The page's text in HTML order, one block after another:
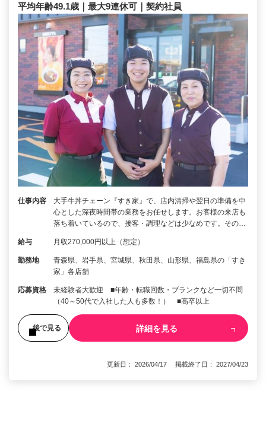
平均年齢49.1歳｜最大9連休可｜契約社員
仕事内容
大手牛丼チェーン『すき家』で、店内清掃や翌日の準備を中
心とした深夜時間帯の業務をお任せします。お客様の来店も
落ち着いているので、接客・調理などは少なめです。その…
給与 月収270,000円以上（想定）
勤務地
青森県、岩手県、宮城県、秋田県、山形県、福島県の「すき
家」各店舗
応募資格
未経験者大歓迎 ■年齢・転職回数・ブランクなど一切不問
（40～50代で入社した人も多数！） ■高卒以上
後で見る 詳細を見る
更新日： 2026/04/17 掲載終了日： 2027/04/23